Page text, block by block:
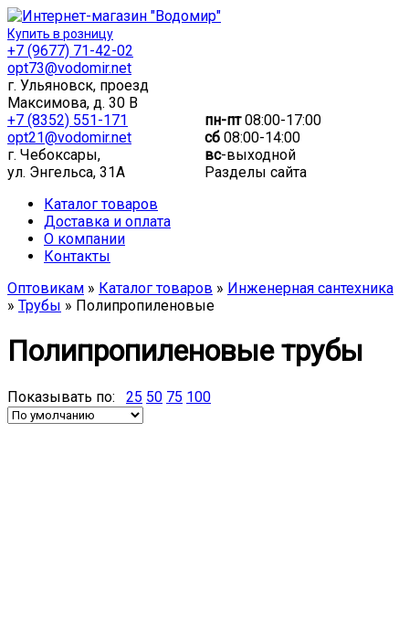
Купить в розницу
+7 (9677) 71-42-02
opt73@vodomir.net
г. Ульяновск, проезд
Максимова, д. 30 В
+7 (8352) 551-171
opt21@vodomir.net
г. Чебоксары,
ул. Энгельса, 31А
пн-пт08:00-17:00
сб 08:00-14:00
вс-выходной
Разделы сайта
Каталог товаров
Доставка и оплата
О компании
Контакты
Оптовикам » Каталог товаров » Инженерная сантехника
» Трубы » Полипропиленовые
Полипропиленовые трубы
Показывать по: 25 50 75 100